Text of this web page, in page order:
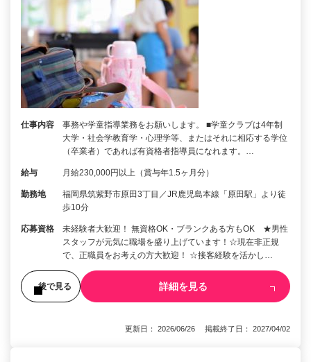
仕事内容
事務や学童指導業務をお願いします。 ■学童クラブは4年制
大学・社会学教育学・心理学等、またはそれに相応する学位
（卒業者）であれば有資格者指導員になれます。…
給与 月給230,000円以上（賞与年1.5ヶ月分）
勤務地
福岡県筑紫野市原田3丁目／JR鹿児島本線「原田駅」より徒
歩10分
応募資格
未経験者大歓迎！ 無資格OK・ブランクある方もOK ★男性
スタッフが元気に職場を盛り上げています！☆現在非正規
で、正職員をお考えの方大歓迎！ ☆接客経験を活かし…
後で見る 詳細を見る
更新日： 2026/06/26 掲載終了日： 2027/04/02